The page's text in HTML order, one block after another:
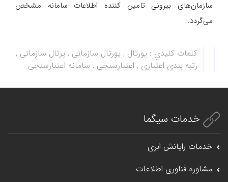
سازمان‌های بیرونی تامین‌ کننده اطلاعات سامانه مشخص
می‌گردد.
كلمات كليدي : پورتال , پورتال سازمانی , پرتال سازمانی ,
رتبه بندی اعتباری , اعتبارسنجی , سامانه اعتبارسنجی
خدمات سیگما
خدمات رایانش ابری
مشاوره فناوری اطلاعات